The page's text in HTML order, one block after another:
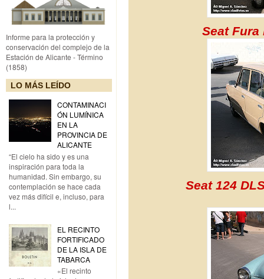
Informe para la protección y
conservación del complejo de la
Estación de Alicante - Término
(1858)
LO MÁS LEÍDO
CONTAMINACI
ÓN LUMÍNICA
EN LA
PROVINCIA DE
ALICANTE
“El cielo ha sido y es una
inspiración para toda la
humanidad. Sin embargo, su
contemplación se hace cada
vez más difícil e, incluso, para
l...
EL RECINTO
FORTIFICADO
DE LA ISLA DE
TABARCA
«El recinto
Seat
Seat 124